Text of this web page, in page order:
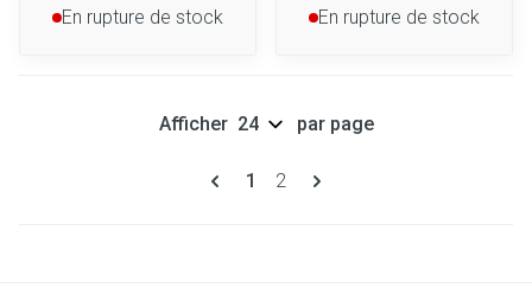
En rupture de stock En rupture de stock
Pages
Vous lisez actuellement la page
1 Page
2
Afficher par page